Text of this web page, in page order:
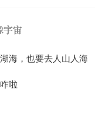
宙
海，也要去人山人海
啦